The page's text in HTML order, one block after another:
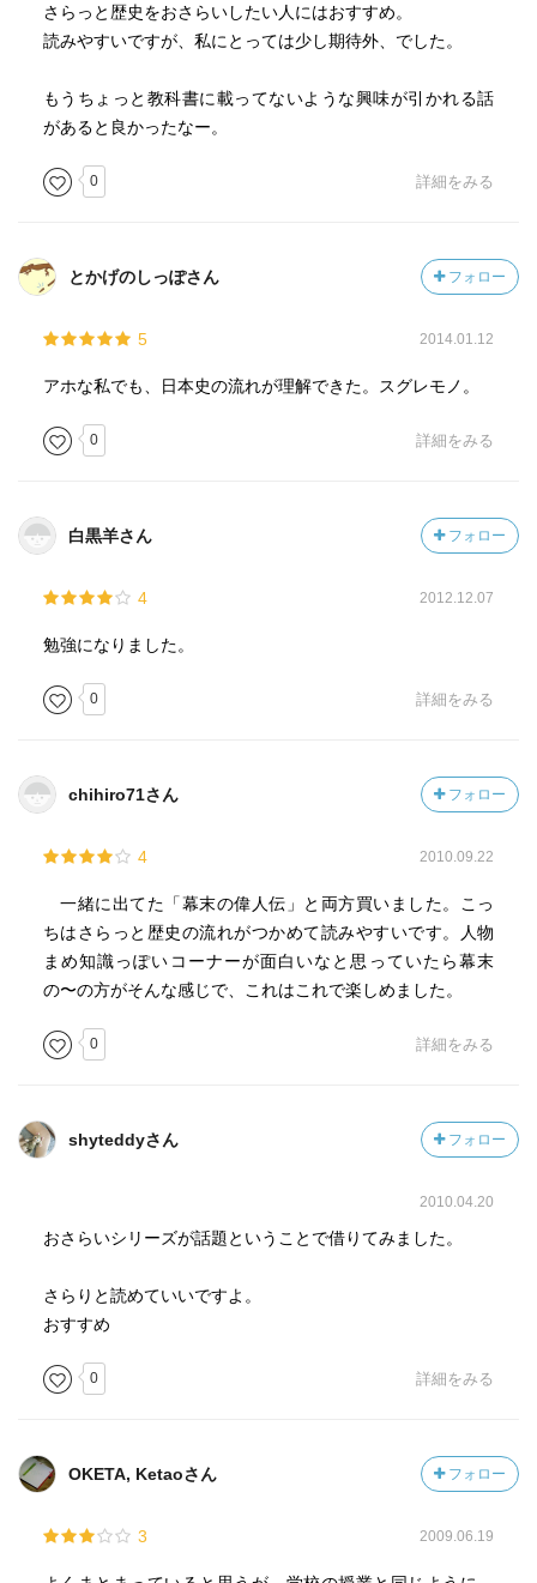
さらっと歴史をおさらいしたい人にはおすすめ。
読みやすいですが、私にとっては少し期待外、でした。
もうちょっと教科書に載ってないような興味が引かれる話
があると良かったなー。
0 詳細をみる
とかげのしっぽさん フォロー
5 2014.01.12
アホな私でも、日本史の流れが理解できた。スグレモノ。
0 詳細をみる
白黒羊さん フォロー
4 2012.12.07
勉強になりました。
0 詳細をみる
chihiro71さん フォロー
4 2010.09.22
一緒に出てた「幕末の偉人伝」と両方買いました。こっ
ちはさらっと歴史の流れがつかめて読みやすいです。人物
まめ知識っぽいコーナーが面白いなと思っていたら幕末
の〜の方がそんな感じで、これはこれで楽しめました。
0 詳細をみる
shyteddyさん フォロー
2010.04.20
おさらいシリーズが話題ということで借りてみました。
さらりと読めていいですよ。
おすすめ
0 詳細をみる
OKETA, Ketaoさん フォロー
3 2009.06.19